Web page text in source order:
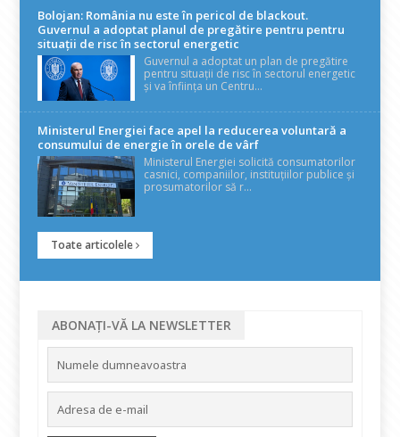
Bolojan: România nu este în pericol de blackout.
Guvernul a adoptat planul de pregătire pentru pentru
situații de risc în sectorul energetic
Guvernul a adoptat un plan de pregătire
pentru situații de risc în sectorul energetic
și va înființa un Centru...
Ministerul Energiei face apel la reducerea voluntară a
consumului de energie în orele de vârf
Ministerul Energiei solicită consumatorilor
casnici, companiilor, instituțiilor publice și
prosumatorilor să r...
Toate articolele
ABONAȚI-VĂ LA NEWSLETTER